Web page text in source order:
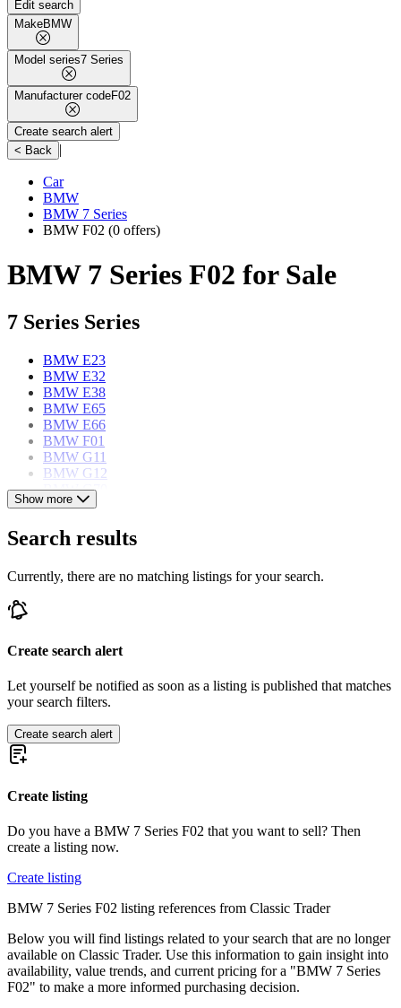
Edit search
MakeBMW
Model series7 Series
Manufacturer codeF02
Create search alert
< Back |
Car
BMW
BMW 7 Series
BMW F02 (0 offers)
BMW 7 Series F02 for Sale
7 Series Series
BMW E23
BMW E32
BMW E38
BMW E65
BMW E66
BMW F01
BMW G11
BMW G12
BMW G70
BMW models
BMW 3 Series
BMW 503
BMW 8 Series
BMW Z1
BMW Z3
BMW Z4
BMW Z8
Show more
Search results
Currently, there are no matching listings for your search.
Create search alert
Let yourself be notified as soon as a listing is published that matches
your search filters.
Create search alert
Create listing
Do you have a BMW 7 Series F02 that you want to sell? Then
create a listing now.
Create listing
BMW 7 Series F02 listing references from Classic Trader
Below you will find listings related to your search that are no longer
available on Classic Trader. Use this information to gain insight into
availability, value trends, and current pricing for a "BMW 7 Series
F02" to make a more informed purchasing decision.